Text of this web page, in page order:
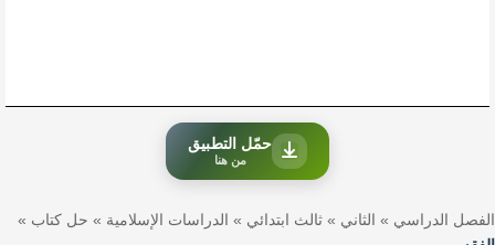
حمّل التطبيق
من هنا
الفصل الدراسي » الثاني » ثالث ابتدائي » الدراسات الإسلامية » حل كتاب »